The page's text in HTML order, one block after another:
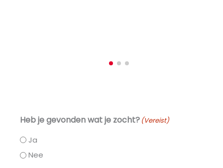
Heb je gevonden wat je zocht? (Vereist)
Ja
Nee